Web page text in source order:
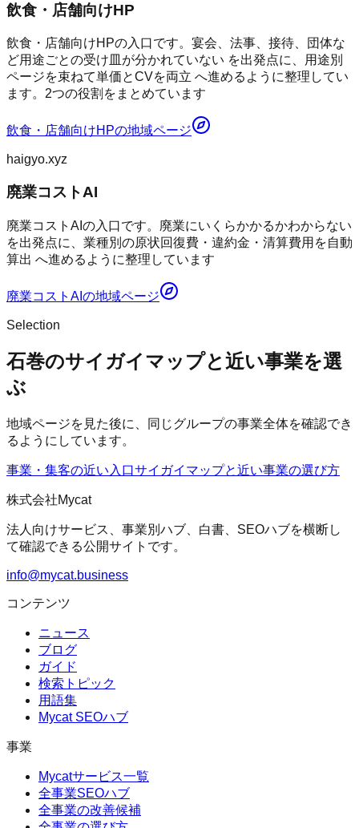
飲食・店舗向けHP
飲食・店舗向けHPの入口です。宴会、法事、接待、団体な
ど用途ごとの受け皿が分かれていない を出発点に、用途別
ページを束ねて単価とCVを両立 へ進めるように整理してい
ます。2つの役割をまとめています
飲食・店舗向けHPの地域ページ
haigyo.xyz
廃業コストAI
廃業コストAIの入口です。廃業にいくらかかるかわからない
を出発点に、業種別の原状回復費・違約金・清算費用を自動
算出 へ進めるように整理しています
廃業コストAI の地域ページ
Selection
石巻のサイガイマップと近い事業を選
ぶ
地域ページを見た後に、同じグループの事業全体を確認でき
るようにしています。
事業・集客の近い入口サイガイマップと近い事業の選び方
株式会社Mycat
法人向けサービス、事業別ハブ、白書、SEOハブを横断し
て確認できる公開サイトです。
info@mycat.business
コンテンツ
ニュース
ブログ
ガイド
検索トピック
用語集
Mycat SEOハブ
事業
Mycatサービス一覧
全事業SEOハブ
全事業の改善候補